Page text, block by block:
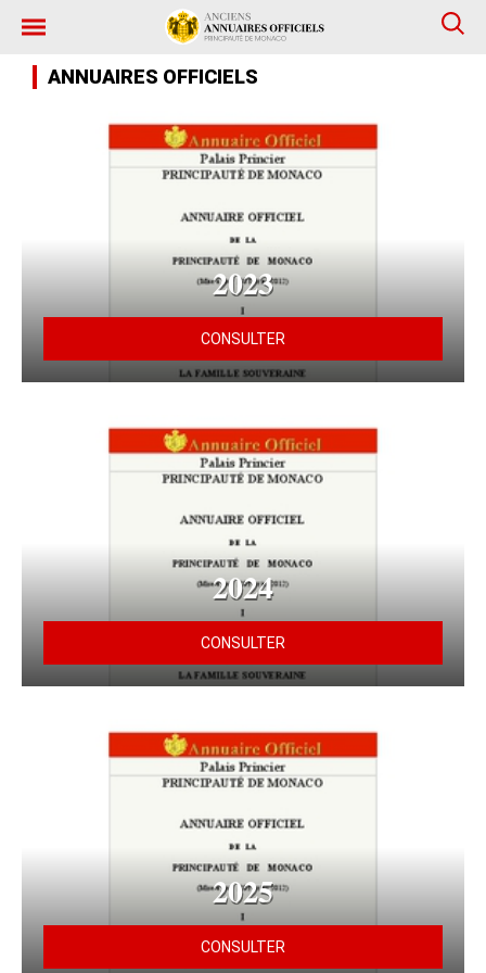
ANNUAIRES OFFICIELS
2023
CONSULTER
2024
CONSULTER
2025
CONSULTER